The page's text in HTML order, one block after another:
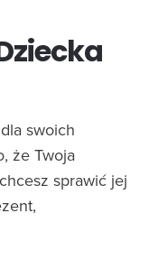
swoich
że Twoja
sprawić jej